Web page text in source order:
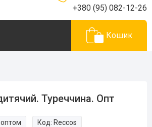
+380 (95) 082-12-26
Кошик
Туреччина. Опт
оптом Код: Reccos